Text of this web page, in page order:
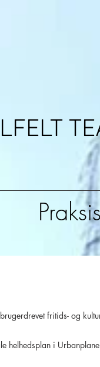
fritids- og
helhedsplan i